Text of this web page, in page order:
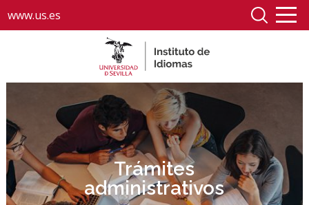
www.us.es
Trámites
administrativos